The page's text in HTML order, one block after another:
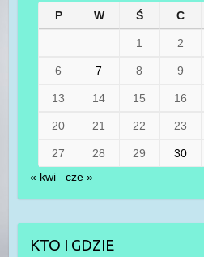
P W Ś C
1 2
6 7 8 9
13 14 15 16
20 21 22 23
27 28 29 30
« kwi
cze »
KTO I GDZIE